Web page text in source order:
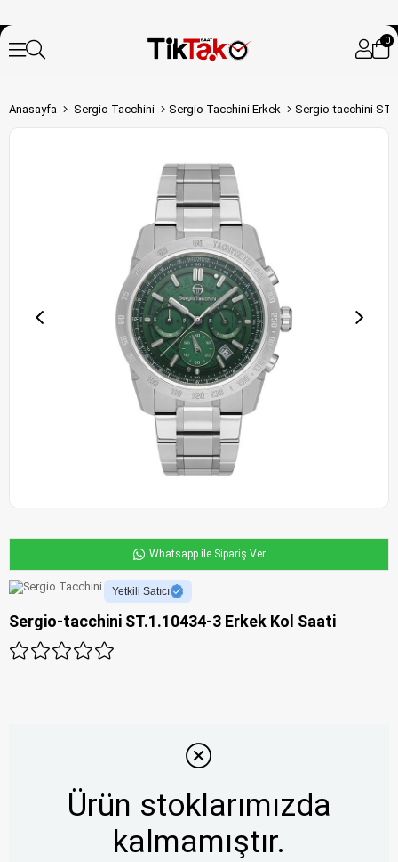
0
Anasayfa Sergio Tacchini Sergio Tacchini Erkek Sergio-tacchini
Whatsapp ile Sipariş Ver
Yetkili Satıcı
Sergio-tacchini ST.1.10434-3 Erkek Kol Saati
Ürün stoklarımızda
kalmamıştır.